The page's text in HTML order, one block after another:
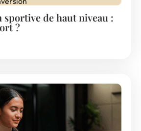
sportive de haut niveau :
?